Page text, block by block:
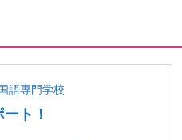
語専門学校
ト！